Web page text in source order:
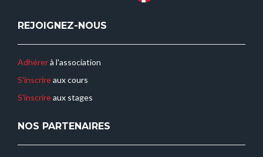
REJOIGNEZ-NOUS
Adhérerà l'association
S'inscrireaux cours
S'inscrireaux stages
NOS PARTENAIRES